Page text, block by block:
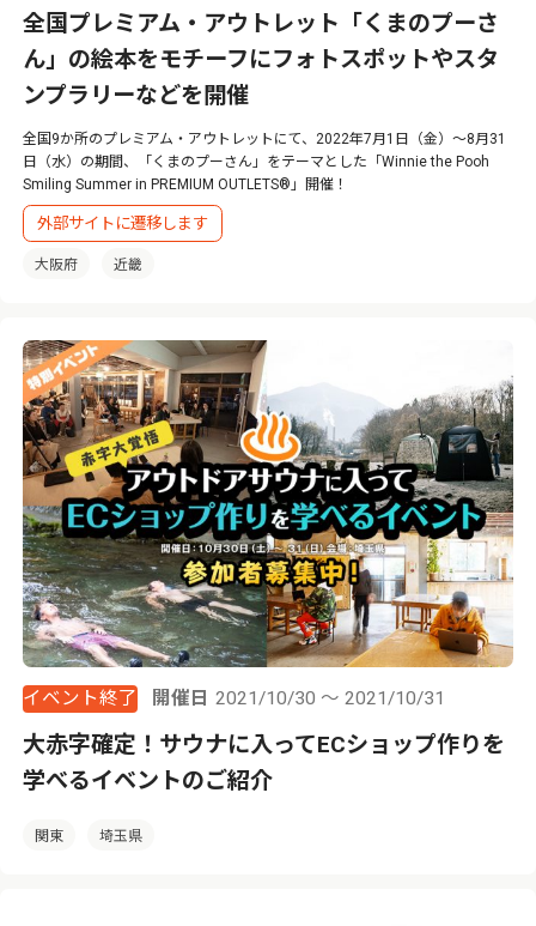
全国プレミアム・アウトレット「くまのプーさ
ん」の絵本をモチーフにフォトスポットやスタ
ンプラリーなどを開催
全国9か所のプレミアム・アウトレットにて、2022年7月1日（金）～8月31
日（水）の期間、「くまのプーさん」をテーマとした「Winnie the Pooh
Smiling Summer in PREMIUM OUTLETS®」開催！
外部サイトに遷移します
大阪府 近畿
イベント終了 開催日 2021/10/30 ～ 2021/10/31
大赤字確定！サウナに入ってECショップ作りを
学べるイベントのご紹介
関東 埼玉県